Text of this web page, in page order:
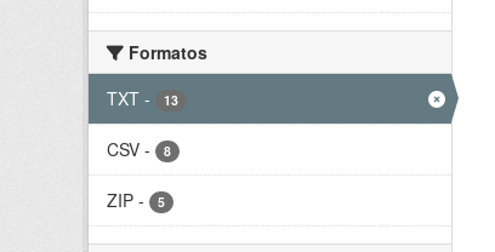
Formatos
TXT - 13
CSV - 8
ZIP - 5